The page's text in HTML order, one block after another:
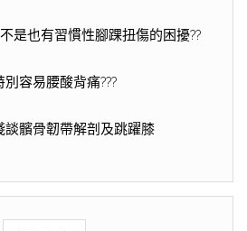
是也有習慣性腳踝扭傷的困擾??
容易腰酸背痛???
談髕骨韌帶解剖及跳躍膝